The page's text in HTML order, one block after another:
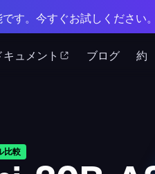
キュメント ブログ 約
す。今すぐお試しください
比較